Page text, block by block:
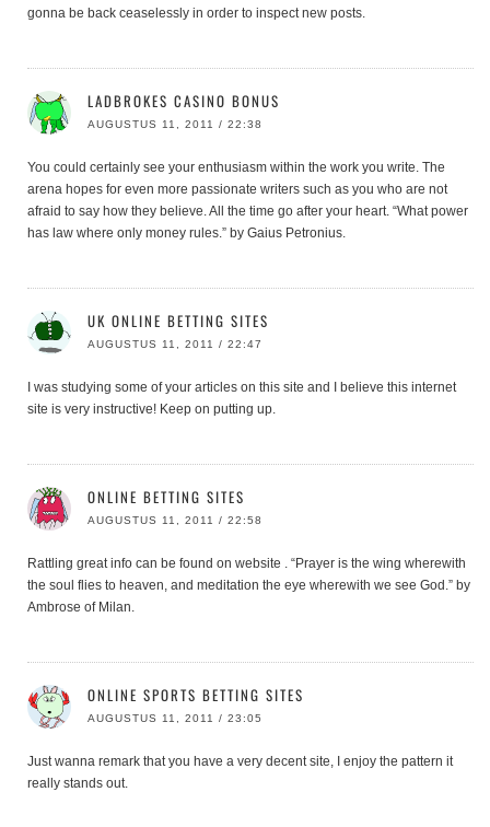
gonna be back ceaselessly in order to inspect new posts.
LADBROKES CASINO BONUS
AUGUSTUS 11, 2011 / 22:38
You could certainly see your enthusiasm within the work you write. The
arena hopes for even more passionate writers such as you who are not
afraid to say how they believe. All the time go after your heart. “What power
has law where only money rules.” by Gaius Petronius.
UK ONLINE BETTING SITES
AUGUSTUS 11, 2011 / 22:47
I was studying some of your articles on this site and I believe this internet
site is very instructive! Keep on putting up.
ONLINE BETTING SITES
AUGUSTUS 11, 2011 / 22:58
Rattling great info can be found on website . “Prayer is the wing wherewith
the soul flies to heaven, and meditation the eye wherewith we see God.” by
Ambrose of Milan.
ONLINE SPORTS BETTING SITES
AUGUSTUS 11, 2011 / 23:05
Just wanna remark that you have a very decent site, I enjoy the pattern it
really stands out.